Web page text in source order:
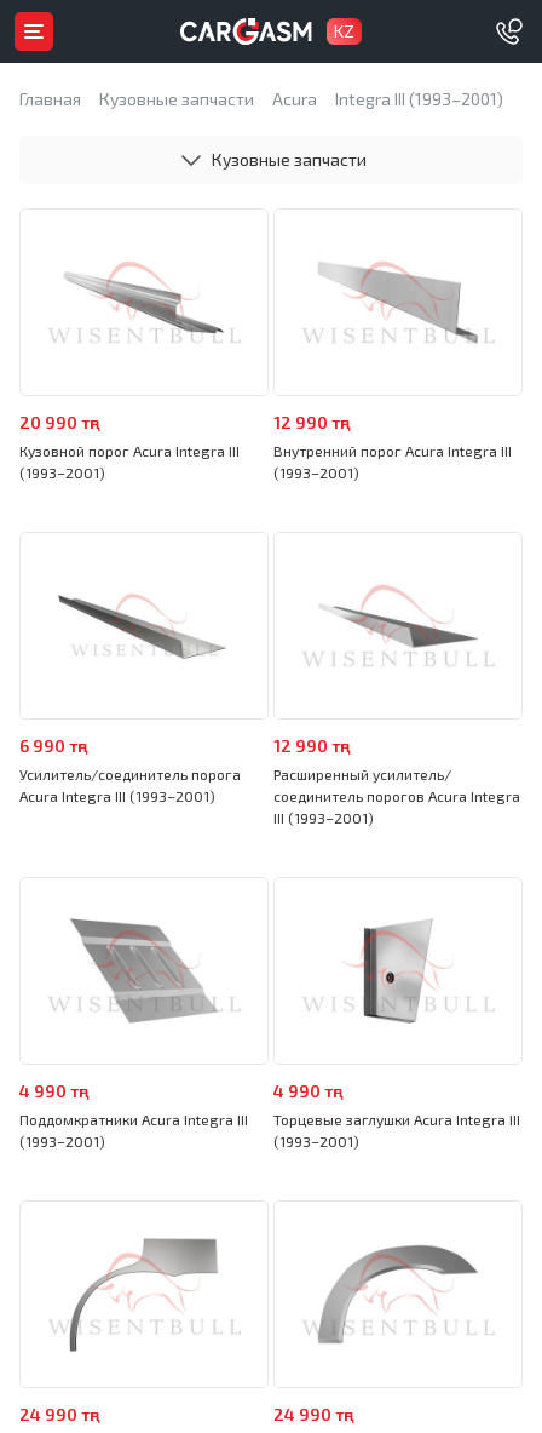
KZ
Главная Кузовные запчасти Acura Integra III (1993–2001)
Кузовные запчасти
20 990 тңг
Кузовной порог Acura Integra III
(1993–2001)
12 990 тңг
Внутренний порог Acura Integra III
(1993–2001)
6 990 тңг
Усилитель/соединитель порога
Acura Integra III (1993–2001)
12 990 тңг
Расширенный усилитель/
соединитель порогов Acura Integra
III (1993–2001)
4 990 тңг
Поддомкратники Acura Integra III
(1993–2001)
4 990 тңг
Торцевые заглушки Acura Integra III
(1993–2001)
24 990 тңг 24 990 тңг